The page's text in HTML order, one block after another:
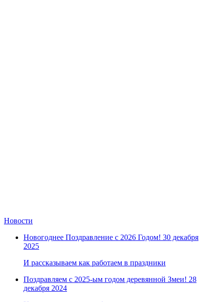
Новости
Новогоднее Поздравление с 2026 Годом! 30 декабря
2025
И рассказываем как работаем в праздники
Поздравляем с 2025-ым годом деревянной Змеи! 28
декабря 2024